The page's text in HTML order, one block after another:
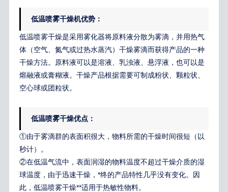
低温喷雾干燥机优势：
低温喷雾干燥是采用雾化器将原料液分散为雾滴，并用热气
体（空气、氮气或过热水蒸汽）干燥雾滴而获得产品的一种
干燥方法。原料液可以是溶液、乳浊液、悬浮液，也可以是
熔融液或膏糊液。干燥产品根据需要可制成粉状、颗粒状、
空心球或团粒状。
低温喷雾干燥优点：
①由于雾滴群的表面积很大，物料所需的干燥时间很短（以
秒计）。
②在低温气流中，表面润湿的物料温度不超过干燥介质的湿
球温度，由于迅速干燥，*终的产品特性几乎没有变化。因
此，低温喷雾干燥**适用于热敏性物料。